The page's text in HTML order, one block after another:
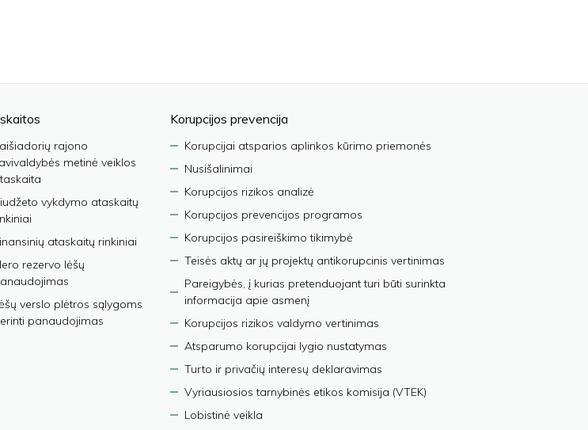
rajono
metinė veiklos
vykdymo ataskaitų
ataskaitų rinkiniai
rezervo lėšų
verslo plėtros sąlygoms
panaudojimas
Korupcijos prevencija
Korupcijai atsparios aplinkos kūrimo priemonės
Nusišalinimai
Korupcijos rizikos analizė
Korupcijos prevencijos programos
Korupcijos pasireiškimo tikimybė
Teisės aktų ar jų projektų antikorupcinis vertinimas
Pareigybės, į kurias pretenduojant turi būti surinkta
informacija apie asmenį
Korupcijos rizikos valdymo vertinimas
Atsparumo korupcijai lygio nustatymas
Turto ir privačių interesų deklaravimas
Vyriausiosios tarnybinės etikos komisija (VTEK)
Lobistinė veikla